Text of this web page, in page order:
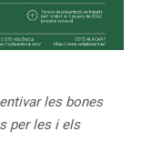
les bones
per les i els